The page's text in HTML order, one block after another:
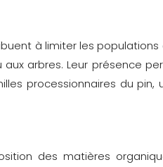
à limiter les
arbres. Leur présence
processionnaires du
des matières